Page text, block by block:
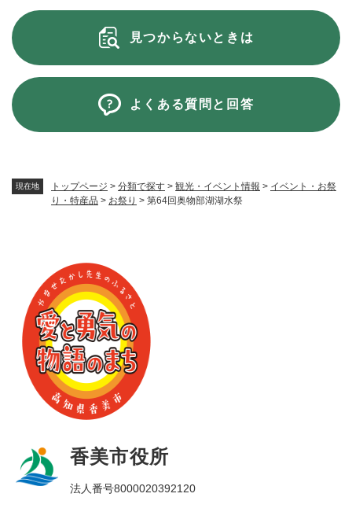
現在地 トップページ > 分類で探す > 観光・イベント情報 > イベント・お祭
り・特産品 > お祭り > 第64回奥物部湖湖水祭
見つからないときは
よくある質問と回答
香美市役所
法人番号8000020392120